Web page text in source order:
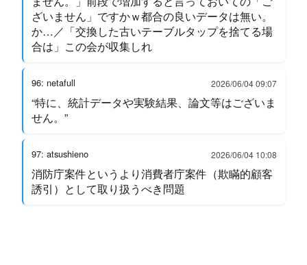
ざいません」ですかｗ都合の良いデータは無い。
か…／「交換した古いテーブルタップを捨てる場
合は」この会が収集しれ
96: netafull 2026/06/04 09:07
“特に、統計データや実験結果、論文等はございま
せん。”
97: atsushieno 2026/06/04 10:08
消防庁案件というより消費者庁案件（欺瞞的顧客
誘引）として取り扱うべき問題